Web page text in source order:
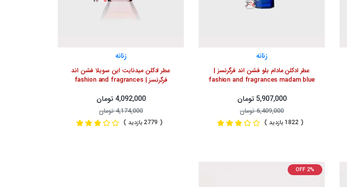
زنانه
عطر ادکلن مادام بلو فشن اند فرگرنسز |
fashion and fragrances madam blue
5,907,000 تومان
6,409,000 تومان
( 1822 بازدید )
زنانه
عطر ادکلن میدنایت این سویلا فشن اند
فرگرنسز | fashion and fragrances
4,092,000 تومان
4,174,000 تومان
( 2779 بازدید )
OFF 2%